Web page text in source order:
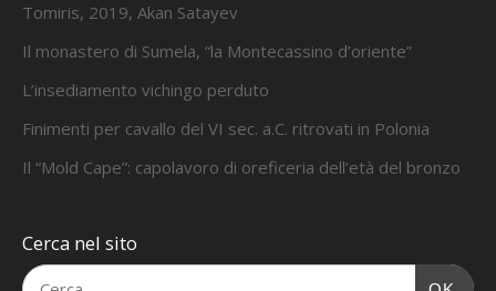
Tomiris, 2019, Akan Satayev
Il monastero di Sumela, “la Montecassino d’oriente”
L’insediamento vichingo perduto
Finimenti per cavallo del VI sec. a.C. ritrovati in Polonia
Il “Mold Cape”: capolavoro di oreficeria dell’età del bronzo
Cerca nel sito